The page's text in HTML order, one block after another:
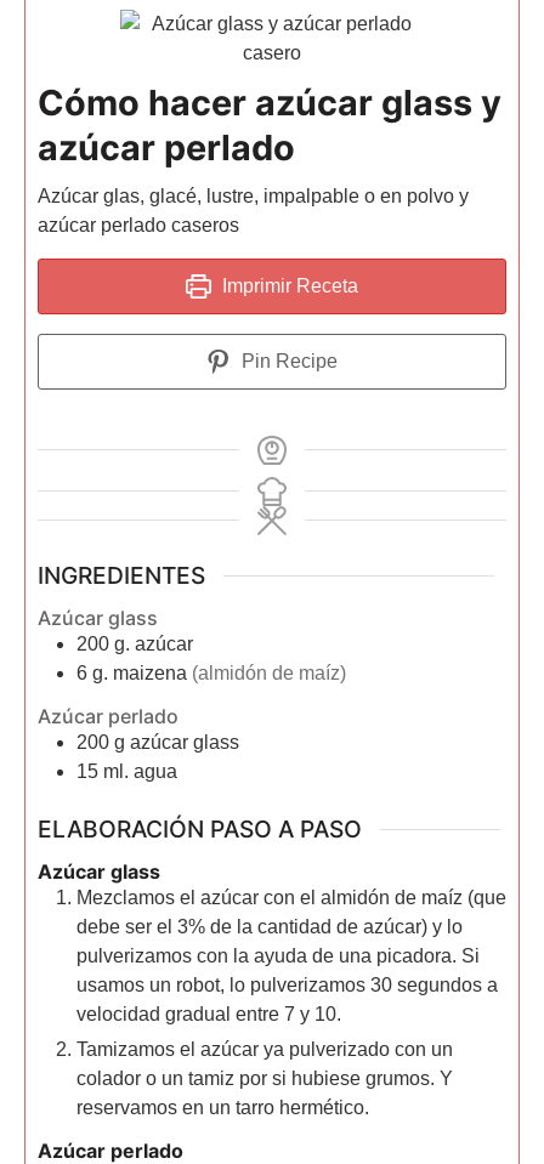
Cómo hacer azúcar glass y
azúcar perlado
Azúcar glas, glacé, lustre, impalpable o en polvo y
azúcar perlado caseros
Imprimir Receta
Pin Recipe
INGREDIENTES
Azúcar glass
200 g. azúcar
6 g. maizena (almidón de maíz)
Azúcar perlado
200 g azúcar glass
15 ml. agua
ELABORACIÓN PASO A PASO
Azúcar glass
Mezclamos el azúcar con el almidón de maíz (que
debe ser el 3% de la cantidad de azúcar) y lo
pulverizamos con la ayuda de una picadora. Si
usamos un robot, lo pulverizamos 30 segundos a
velocidad gradual entre 7 y 10.
Tamizamos el azúcar ya pulverizado con un
colador o un tamiz por si hubiese grumos. Y
reservamos en un tarro hermético.
Azúcar perlado